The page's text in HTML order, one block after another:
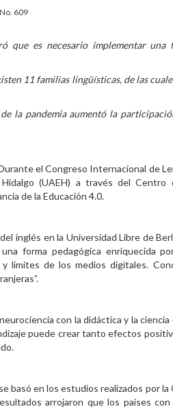
609
que es necesario implementar
11 familias lingüísticas, de las
la pandemia aumentó la
el Congreso Internacional de
(UAEH) a través del Centro
de la Educación 4.0.
inglés en la Universidad Libre de
forma pedagógica enriquecida
y límites de los medios digitales.
con la didáctica y la
puede crear tanto efectos
basó en los estudios realizados por
arrojaron que los países